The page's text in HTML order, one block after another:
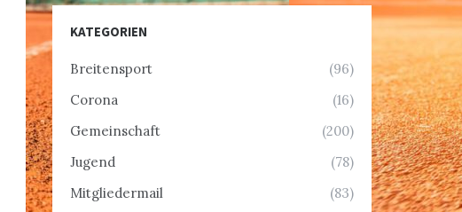
KATEGORIEN
Breitensport
(96)
Corona
(16)
Gemeinschaft
(200)
Jugend
(78)
Mitgliedermail
(83)